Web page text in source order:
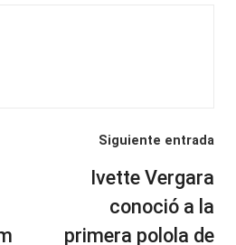
Siguiente entrada
Ivette Vergara
conoció a la
primera polola de